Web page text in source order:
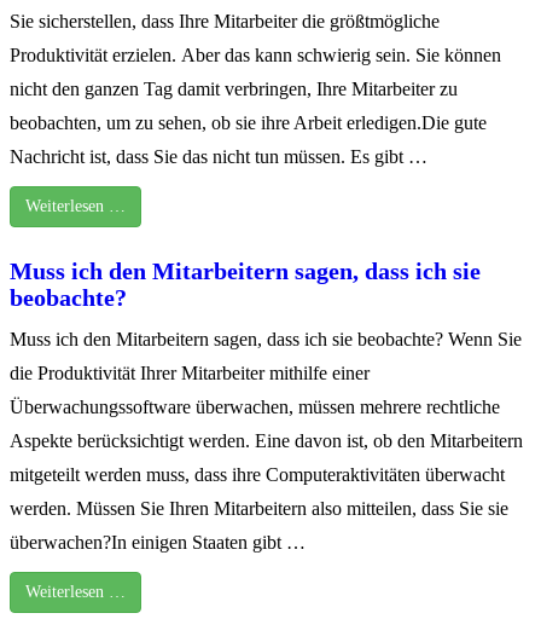
Sie sicherstellen, dass Ihre Mitarbeiter die größtmögliche
Produktivität erzielen. Aber das kann schwierig sein. Sie können
nicht den ganzen Tag damit verbringen, Ihre Mitarbeiter zu
beobachten, um zu sehen, ob sie ihre Arbeit erledigen.Die gute
Nachricht ist, dass Sie das nicht tun müssen. Es gibt …
Weiterlesen …
Muss ich den Mitarbeitern sagen, dass ich sie
beobachte?
Muss ich den Mitarbeitern sagen, dass ich sie beobachte? Wenn Sie
die Produktivität Ihrer Mitarbeiter mithilfe einer
Überwachungssoftware überwachen, müssen mehrere rechtliche
Aspekte berücksichtigt werden. Eine davon ist, ob den Mitarbeitern
mitgeteilt werden muss, dass ihre Computeraktivitäten überwacht
werden. Müssen Sie Ihren Mitarbeitern also mitteilen, dass Sie sie
überwachen?In einigen Staaten gibt …
Weiterlesen …